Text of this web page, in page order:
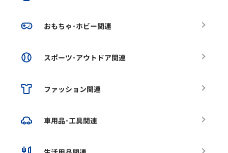
おもちゃ･ホビー関連
スポーツ･アウトドア関連
ファッション関連
車用品･工具関連